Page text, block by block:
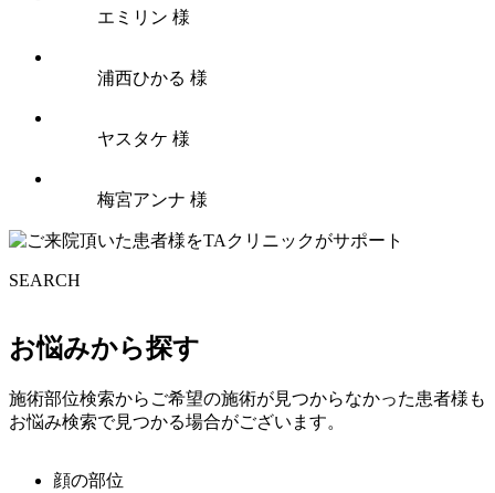
エミリン 様
浦西ひかる 様
ヤスタケ 様
梅宮アンナ 様
SEARCH
お悩みから探す
施術部位検索からご希望の施術が見つからなかった患者様も
お悩み検索で見つかる場合がございます。
顔の部位